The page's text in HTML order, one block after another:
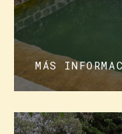
SwedBio en
Haga clic a
proyectos.
MÁS